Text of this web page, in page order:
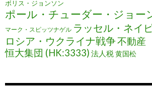
ボリス・ジョンソン
ポール・チューダー・ジョー
マーク・スピッツナゲル ラッセル・ネイ
ロシア・ウクライナ戦争不動産
恒大集団 (HK:3333) 法人税黄国松